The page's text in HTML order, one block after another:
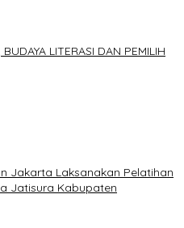
LITERASI DAN PEMILIH
Jakarta Laksanakan Pelatihan
Jatisura Kabupaten